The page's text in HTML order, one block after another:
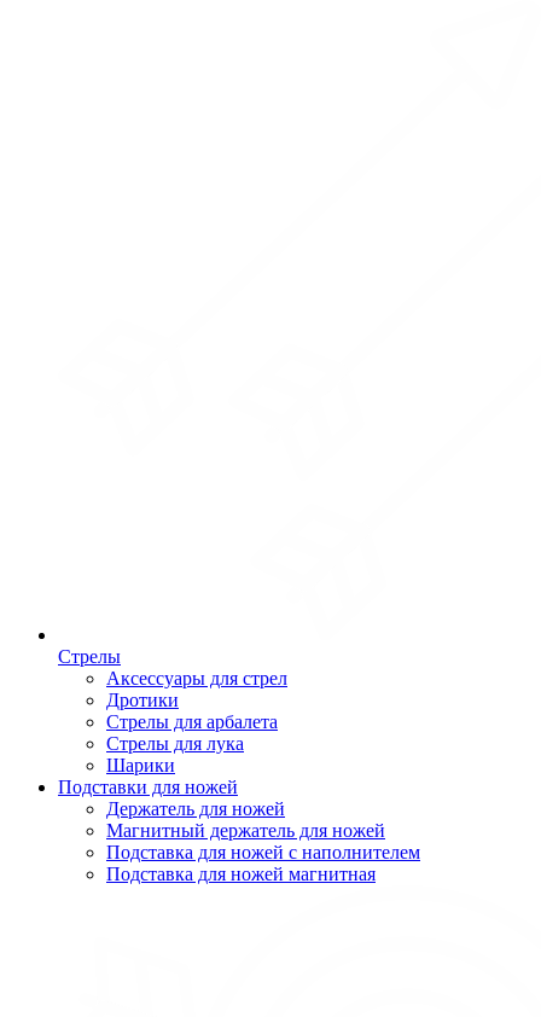
Стрелы
Аксессуары для стрел
Дротики
Стрелы для арбалета
Стрелы для лука
Шарики
Подставки для ножей
Держатель для ножей
Магнитный держатель для ножей
Подставка для ножей с наполнителем
Подставка для ножей магнитная